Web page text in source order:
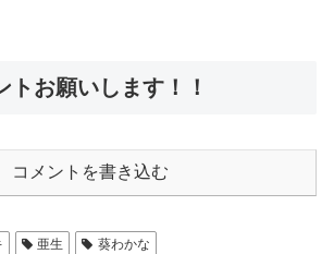
トお願いします！！
コメントを書き込む
亜生 葵わかな